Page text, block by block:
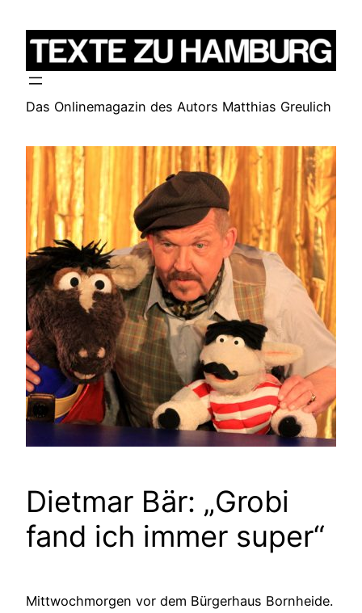
Inhalt
springen
Das Onlinemagazin des Autors Matthias Greulich
Dietmar Bär: „Grobi
fand ich immer super“
Mittwochmorgen vor dem Bürgerhaus Bornheide.